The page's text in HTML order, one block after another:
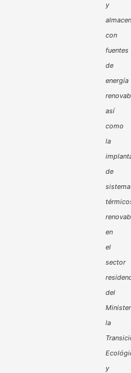
y
con
fuentes
de
energía
así
como
la
de
en
el
sector
del
la
y